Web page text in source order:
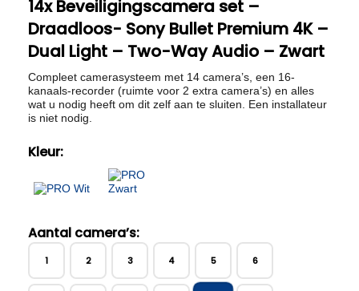
14x Beveiligingscamera set –
Draadloos- Sony Bullet Premium 4K –
Dual Light – Two-Way Audio – Zwart
Compleet camerasysteem met 14 camera’s, een 16-
kanaals-recorder (ruimte voor 2 extra camera’s) en alles
wat u nodig heeft om dit zelf aan te sluiten. Een installateur
is niet nodig.
Kleur:
Aantal camera’s:
1 2 3 4 5 6